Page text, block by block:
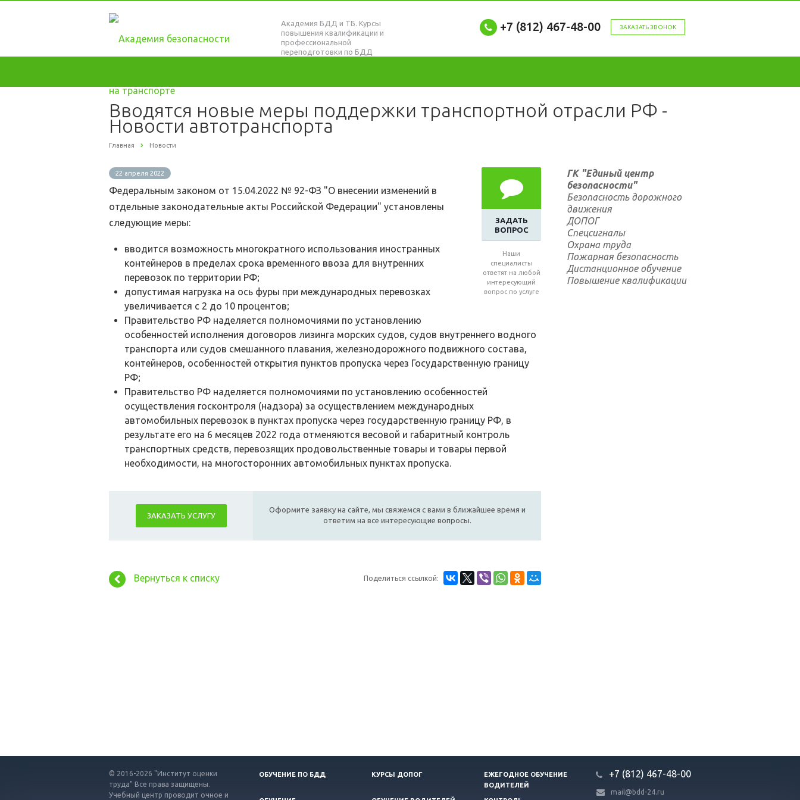
Академия БДД и ТБ. Курсы
повышения квалификации и
профессиональной
переподготовки по БДД
ЗАКАЗАТЬ ЗВОНОК
+7 (812) 467-48-00
Вводятся новые меры поддержки транспортной отрасли РФ -
Новости автотранспорта
Главная Новости
ЗАДАТЬ
ВОПРОС
Наши
специалисты
ответят на любой
интересующий
вопрос по услуге
22 апреля 2022
Федеральным законом от 15.04.2022 № 92-ФЗ "О внесении изменений в
отдельные законодательные акты Российской Федерации" установлены
следующие меры:
вводится возможность многократного использования иностранных
контейнеров в пределах срока временного ввоза для внутренних
перевозок по территории РФ;
допустимая нагрузка на ось фуры при международных перевозках
увеличивается с 2 до 10 процентов;
Правительство РФ наделяется полномочиями по установлению
особенностей исполнения договоров лизинга морских судов, судов внутреннего водного
транспорта или судов смешанного плавания, железнодорожного подвижного состава,
контейнеров, особенностей открытия пунктов пропуска через Государственную границу
РФ;
Правительство РФ наделяется полномочиями по установлению особенностей
осуществления госконтроля (надзора) за осуществлением международных
автомобильных перевозок в пунктах пропуска через государственную границу РФ, в
результате его на 6 месяцев 2022 года отменяются весовой и габаритный контроль
транспортных средств, перевозящих продовольственные товары и товары первой
необходимости, на многосторонних автомобильных пунктах пропуска.
ЗАКАЗАТЬ УСЛУГУ
Оформите заявку на сайте, мы свяжемся с вами в ближайшее время и
ответим на все интересующие вопросы.
Поделиться ссылкой:
Вернуться к списку
ГК "Единый центр
безопасности"
Безопасность дорожного
движения
ДОПОГ
Спецсигналы
Охрана труда
Пожарная безопасность
Дистанционное обучение
Повышение квалификации
© 2016-2026 "Институт оценки
труда" Все права защищены.
Учебный центр проводит очное и
ОБУЧЕНИЕ ПО БДД КУРСЫ ДОПОГ
ЕЖЕГОДНОЕ ОБУЧЕНИЕ
ВОДИТЕЛЕЙ
+7 (812) 467-48-00
mail@bdd-24.ru